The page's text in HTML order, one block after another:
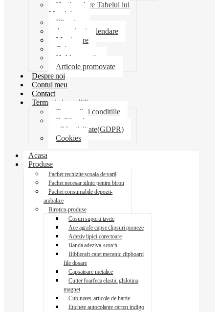
Harti scolare Tabelul lui
Mendeleev
Plicuri
Agende si calendare
Martisoare
Caiete
Hobby creatie
Articole promovate
Despre noi
Contul meu
Contact
Termeni si conditii
Termenii si conditiile
Politica de
confidentialitate(GDPR)
Cookies
Acasa
Produse
Pachet rechizite școala de vară
Pachet necesar zilnic pentru birou
Pachet consumabile depozit-
ambalare
Birotica-produse
Cosuri suporti tavite
Ace agrafe capse clipsuri pioneze
Adeziv lipici corectoare
Banda adeziva-scotch
Biblioraft caiet mecanic clipboard
file dosare
Capsatoare metalice
Cutter foarfeca elastic ghilotina
magnet
Cub notes-articole de hartie
Etichete autocolante carton indigo